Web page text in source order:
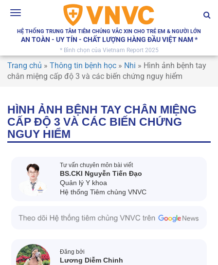
Toggle
HỆ THỐNG TRUNG TÂM TIÊM CHỦNG VẮC XIN CHO TRẺ EM & NGƯỜI LỚN
AN TOÀN - UY TÍN - CHẤT LƯỢNG HÀNG ĐẦU VIỆT NAM *
* Bình chọn của Vietnam Report 2025
Trang chủ » Thông tin bệnh học » Nhi » Hình ảnh bệnh tay
chân miệng cấp độ 3 và các biến chứng nguy hiểm
HÌNH ẢNH BỆNH TAY CHÂN MIỆNG
CẤP ĐỘ 3 VÀ CÁC BIẾN CHỨNG
NGUY HIỂM
Tư vấn chuyên môn bài viết
BS.CKI Nguyễn Tiến Đạo
Quản lý Y khoa
Hệ thống Tiêm chủng VNVC
Đăng bởi
Lương Diễm Chinh